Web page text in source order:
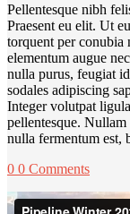
Pellentesque nibh
Praesent eu elit. Ut
torquent per conubia
elementum augue
nulla purus, feugiat
sodales adipiscing
Integer volutpat
pellentesque. Nullam
nulla fermentum
0 0 Comments